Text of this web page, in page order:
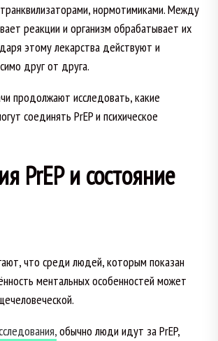
нормотимиками. Между
реакции и организм обрабатывает их
этому лекарства действуют и
друг от друга.
продолжают исследовать, какие
соединять PrEP и психическое
PrEP и состояние
что среди людей, которым показан
ментальных особенностей может
обычно люди идут за PrEP,